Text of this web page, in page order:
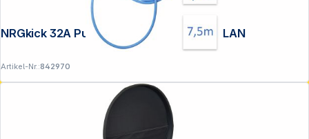
NRGkick 32A Pure GSM/GPS/SIM 7,5m WLAN
Artikel-Nr.:842970